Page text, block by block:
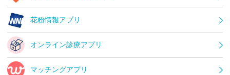
花粉情報アプリ
オンライン診療アプリ
マッチングアプリ